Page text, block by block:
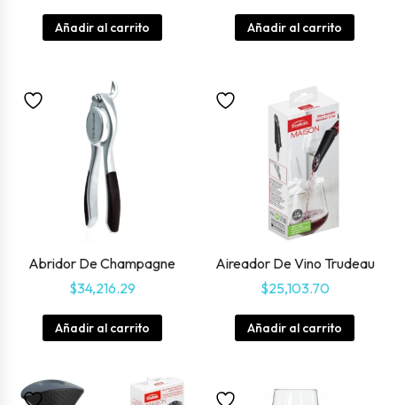
Añadir al carrito Añadir al carrito
Abridor De Champagne
$34,216.29
Añadir al carrito
Aireador De Vino Trudeau
$25,103.70
Añadir al carrito